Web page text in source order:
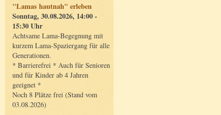
"Lamas hautnah" erleben
Sonntag, 30.08.2026, 14:00 -
15:30 Uhr
Achtsame Lama-Begegnung mit
kurzem Lama-Spaziergang für alle
Generationen.
* Barrierefrei * Auch für Senioren
und für Kinder ab 4 Jahren
geeignet *
Noch 8 Plätze frei (Stand vom
03.08.2026)